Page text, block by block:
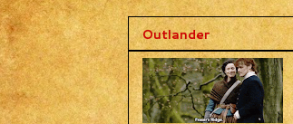
Outlander